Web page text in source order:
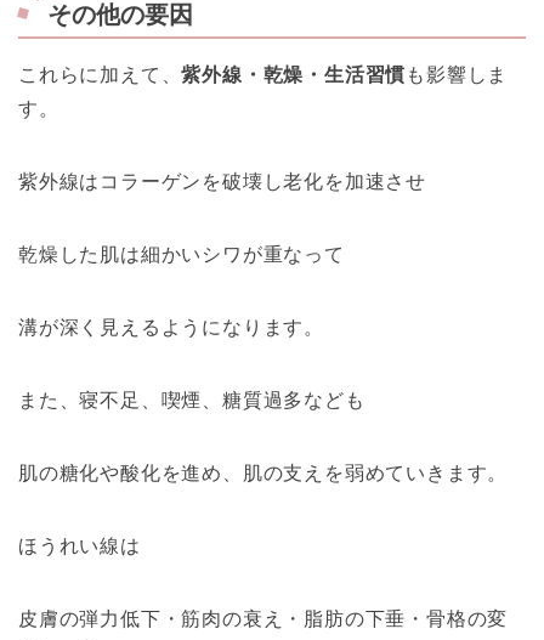
その他の要因
これらに加えて、紫外線・乾燥・生活習慣 も影響しま
す。
紫外線はコラーゲンを破壊し老化を加速させ
乾燥した肌は細かいシワが重なって
溝が深く見えるようになります。
また、寝不足、喫煙、糖質過多なども
肌の糖化や酸化を進め、肌の支えを弱めていきます。
ほうれい線は
皮膚の弾力低下・筋肉の衰え・脂肪の下垂・骨格の変